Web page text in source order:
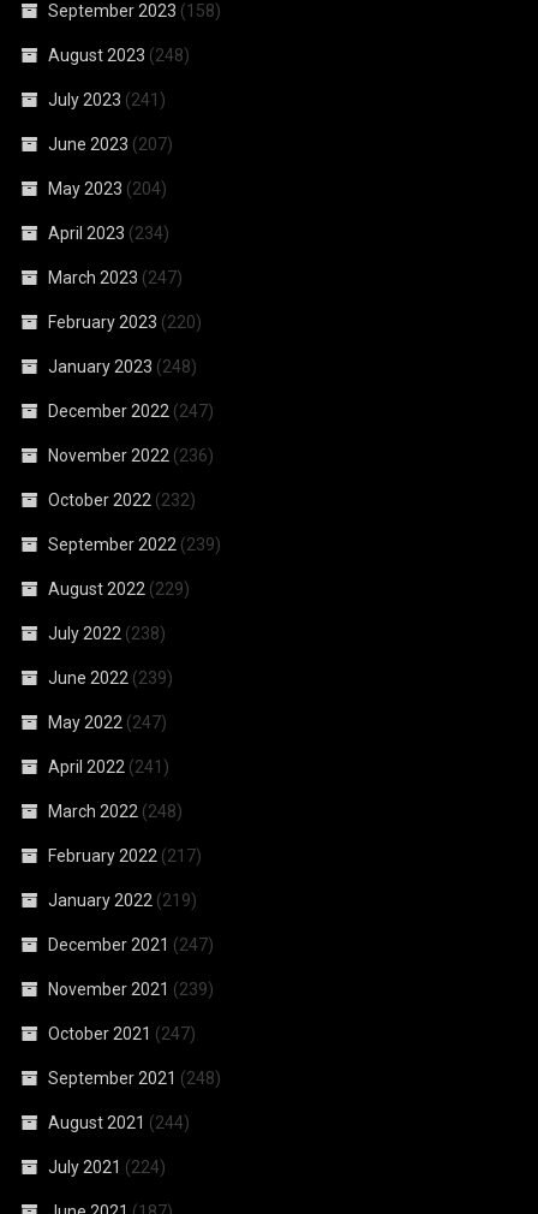
September 2023 (158)
August 2023 (248)
July 2023 (241)
June 2023 (207)
May 2023 (204)
April 2023 (234)
March 2023 (247)
February 2023 (220)
January 2023 (248)
December 2022 (247)
November 2022 (236)
October 2022 (232)
September 2022 (239)
August 2022 (229)
July 2022 (238)
June 2022 (239)
May 2022 (247)
April 2022 (241)
March 2022 (248)
February 2022 (217)
January 2022 (219)
December 2021 (247)
November 2021 (239)
October 2021 (247)
September 2021 (248)
August 2021 (244)
July 2021 (224)